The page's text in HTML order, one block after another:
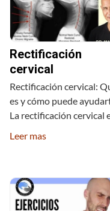
Rectificación
cervical
Rectificación cervical:
es y cómo puede
La rectificación cervical
Leer mas